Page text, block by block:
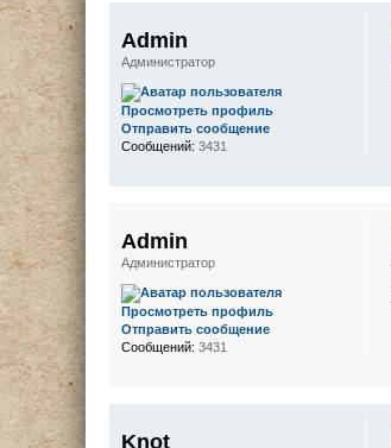
Admin
Администратор
Просмотреть профиль
Отправить сообщение
Сообщений: 3431
Admin
Администратор
Просмотреть профиль
Отправить сообщение
Сообщений: 3431
Knot